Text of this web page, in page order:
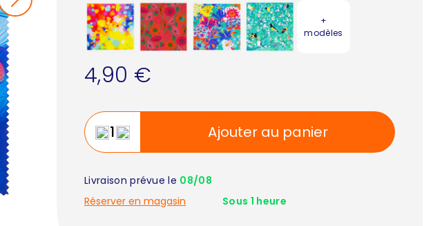
+
modèles
4,90 €
Ajouter au panier
Livraison prévue le 08/08
Réserver en magasin
Sous 1 heure